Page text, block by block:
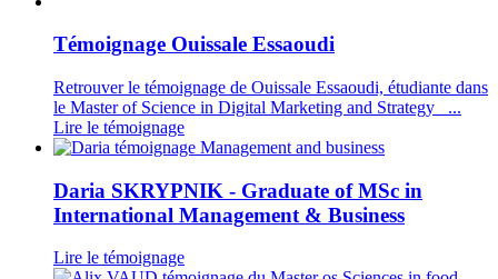
Témoignage Ouissale Essaoudi
Retrouver le témoignage de Ouissale Essaoudi, étudiante dans
le Master of Science in Digital Marketing and Strategy ...
Lire le témoignage
Daria SKRYPNIK - Graduate of MSc in
International Management & Business
Lire le témoignage